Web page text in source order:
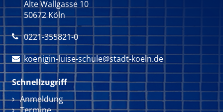
Alte Wallgasse 10
50672 Köln
 0221-355821-0
 koenigin-luise-schule@stadt-koeln.de
Schnellzugriff
Navigation überspringen
Anmeldung